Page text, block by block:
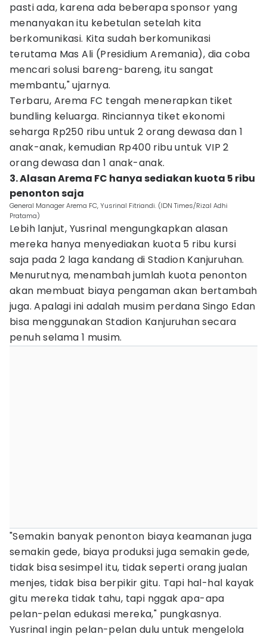
pasti ada, karena ada beberapa sponsor yang
menanyakan itu kebetulan setelah kita
berkomunikasi. Kita sudah berkomunikasi
terutama Mas Ali (Presidium Aremania), dia coba
mencari solusi bareng-bareng, itu sangat
membantu," ujarnya.
Terbaru, Arema FC tengah menerapkan tiket
bundling keluarga. Rinciannya tiket ekonomi
seharga Rp250 ribu untuk 2 orang dewasa dan 1
anak-anak, kemudian Rp400 ribu untuk VIP 2
orang dewasa dan 1 anak-anak.
3. Alasan Arema FC hanya sediakan kuota 5 ribu
penonton saja
General Manager Arema FC, Yusrinal Fitriandi. (IDN Times/Rizal Adhi
Pratama)
Lebih lanjut, Yusrinal mengungkapkan alasan
mereka hanya menyediakan kuota 5 ribu kursi
saja pada 2 laga kandang di Stadion Kanjuruhan.
Menurutnya, menambah jumlah kuota penonton
akan membuat biaya pengaman akan bertambah
juga. Apalagi ini adalah musim perdana Singo Edan
bisa menggunakan Stadion Kanjuruhan secara
penuh selama 1 musim.
"Semakin banyak penonton biaya keamanan juga
semakin gede, biaya produksi juga semakin gede,
tidak bisa sesimpel itu, tidak seperti orang jualan
menjes, tidak bisa berpikir gitu. Tapi hal-hal kayak
gitu mereka tidak tahu, tapi nggak apa-apa
pelan-pelan edukasi mereka," pungkasnya.
Yusrinal ingin pelan-pelan dulu untuk mengelola